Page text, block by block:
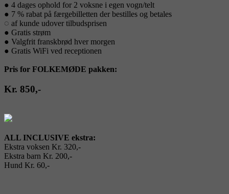
● 4 dages ophold for 2 voksne i egen vogn/telt
● 7 % rabat på færgebilletten der bestilles og betales
◌ af kunde udover tilbudsprisen
● Gratis strøm
● Valgfrit franskbrød hver morgen
● Gratis WiFi ved receptionen
Pris for FOLKEMØDE pakken:
Kr. 850,-
ALL INCLUSIVE ekstra:
Ekstra voksen Kr. 320,-
Ekstra barn Kr. 200,-
Hund Kr. 60,-